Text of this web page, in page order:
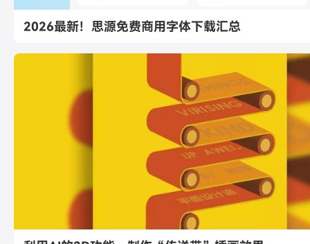
2026最新！思源免费商用字体下载汇总